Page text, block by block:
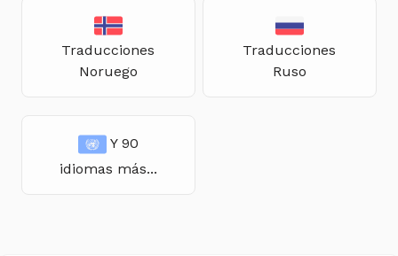
Traducciones
Noruego
Traducciones
Ruso
Y 90
idiomas más...